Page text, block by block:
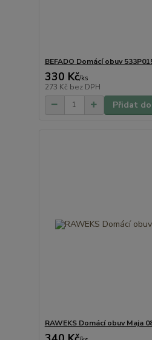
BEFADO Domácí obuv
330 Kč/ks
273 Kč bez DPH
Přidat
RAWEKS Domácí obuv Maja